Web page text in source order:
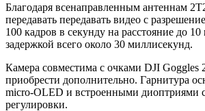
Благодаря всенаправленным антеннам
передавать передавать видео с
100 кадров в секунду на расстояние до
задержкой всего около 30 миллисекунд.
Камера совместима с очками DJI Goggles
приобрести дополнительно. Гарнитура
micro-OLED и встроенными диоптриями
регулировки.